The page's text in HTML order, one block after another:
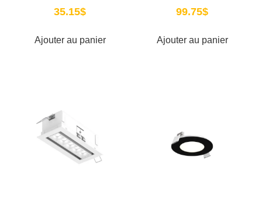
35.15$
Ajouter au panier
99.75$
Ajouter au panier